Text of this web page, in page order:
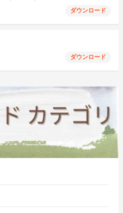
ダウンロード
ダウンロード